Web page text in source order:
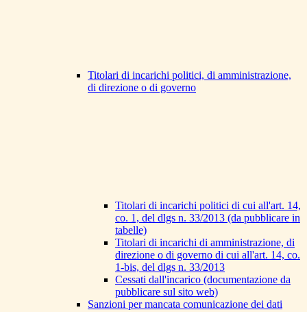
Titolari di incarichi politici, di amministrazione,
di direzione o di governo
Titolari di incarichi politici di cui all'art. 14,
co. 1, del dlgs n. 33/2013 (da pubblicare in
tabelle)
Titolari di incarichi di amministrazione, di
direzione o di governo di cui all'art. 14, co.
1-bis, del dlgs n. 33/2013
Cessati dall'incarico (documentazione da
pubblicare sul sito web)
Sanzioni per mancata comunicazione dei dati